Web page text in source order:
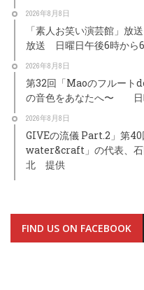
2026年8月8日
「素人お笑い演芸館」
放送 日曜日午後6時から
2026年8月8日
第32回「Maoのフルート
の音色をあなたへ〜 日
2026年8月8日
GIVEの流儀 Part.2」第
water&craft」の代表、
北 提供
FIND US ON FACEBOOK